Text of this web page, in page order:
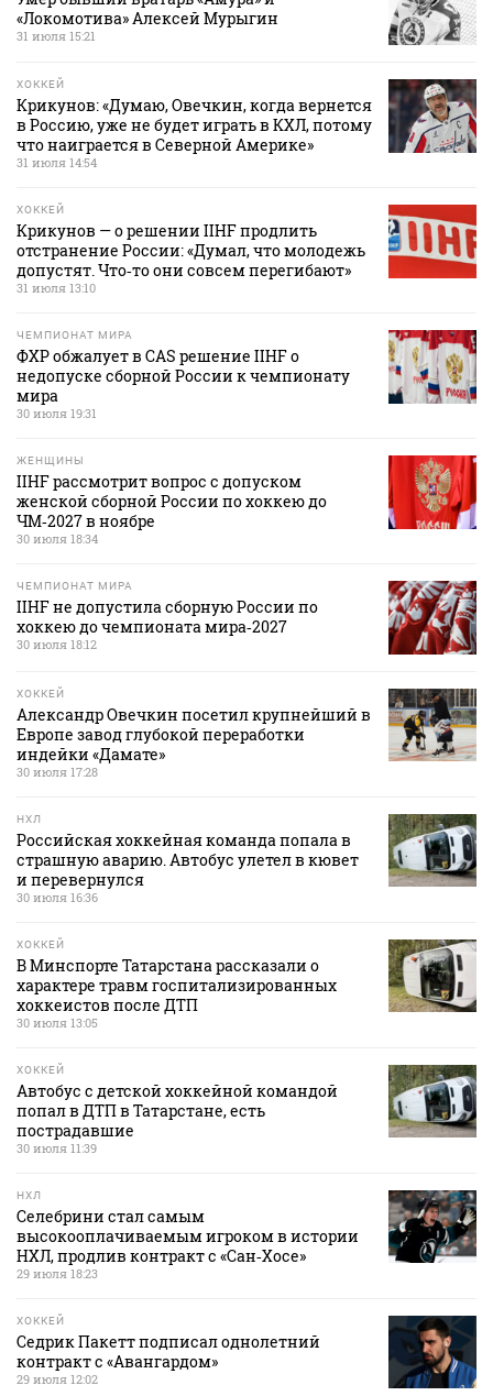
«Локомотива» Алексей Мурыгин
31 июля 15:21
ХОККЕЙ
Крикунов: «Думаю, Овечкин, когда вернется
в Россию, уже не будет играть в КХЛ, потому
что наиграется в Северной Америке»
31 июля 14:54
ХОККЕЙ
Крикунов — о решении IIHF продлить
отстранение России: «Думал, что молодежь
допустят. Что‑то они совсем перегибают»
31 июля 13:10
ЧЕМПИОНАТ МИРА
ФХР обжалует в CAS решение IIHF о
недопуске сборной России к чемпионату
мира
30 июля 19:31
ЖЕНЩИНЫ
IIHF рассмотрит вопрос с допуском
женской сборной России по хоккею до
ЧМ‑2027 в ноябре
30 июля 18:34
ЧЕМПИОНАТ МИРА
IIHF не допустила сборную России по
хоккею до чемпионата мира‑2027
30 июля 18:12
ХОККЕЙ
Александр Овечкин посетил крупнейший в
Европе завод глубокой переработки
индейки «Дамате»
30 июля 17:28
НХЛ
Российская хоккейная команда попала в
страшную аварию. Автобус улетел в кювет
и перевернулся
30 июля 16:36
ХОККЕЙ
В Минспорте Татарстана рассказали о
характере травм госпитализированных
хоккеистов после ДТП
30 июля 13:05
ХОККЕЙ
Автобус с детской хоккейной командой
попал в ДТП в Татарстане, есть
пострадавшие
30 июля 11:39
НХЛ
Селебрини стал самым
высокооплачиваемым игроком в истории
НХЛ, продлив контракт с «Сан‑Хосе»
29 июля 18:23
ХОККЕЙ
Седрик Пакетт подписал однолетний
контракт с «Авангардом»
29 июля 12:02